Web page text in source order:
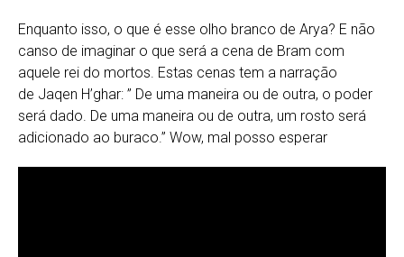
Enquanto isso, o que é esse olho branco de Arya? E não
canso de imaginar o que será a cena de Bram com
aquele rei do mortos. Estas cenas tem a narração
de Jaqen H’ghar: ” De uma maneira ou de outra, o poder
será dado. De uma maneira ou de outra, um rosto será
adicionado ao buraco.” Wow, mal posso esperar